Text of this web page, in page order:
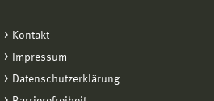
Kontakt
Impressum
Datenschutzerklärung